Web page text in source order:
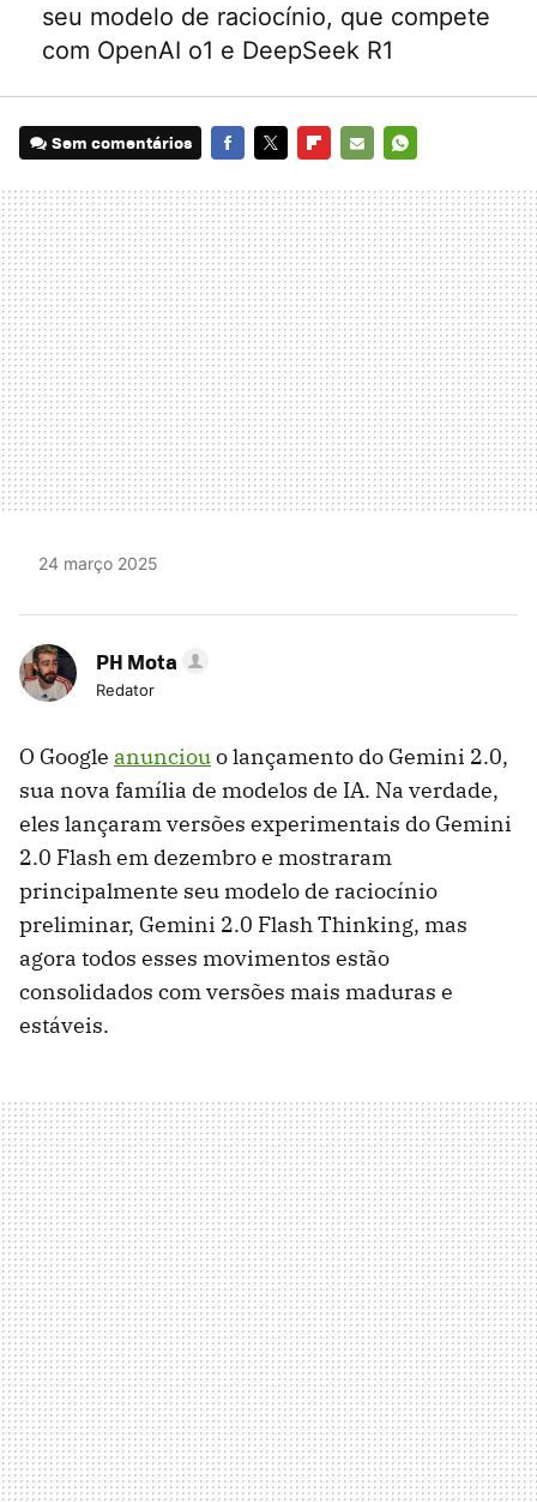
seu modelo de raciocínio, que compete
com OpenAI o1 e DeepSeek R1
Sem comentários
MAIL
24 março 2025
PH Mota
Redator
O Google anunciouo lançamento do Gemini 2.0,
sua nova família de modelos de IA. Na verdade,
eles lançaram versões experimentais do Gemini
2.0 Flash em dezembro e mostraram
principalmente seu modelo de raciocínio
preliminar, Gemini 2.0 Flash Thinking, mas
agora todos esses movimentos estão
consolidados com versões mais maduras e
estáveis.